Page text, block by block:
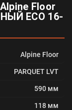
Floor
ЕСО 16-
Alpine Floor
PARQUET LVT
590 мм
118 мм